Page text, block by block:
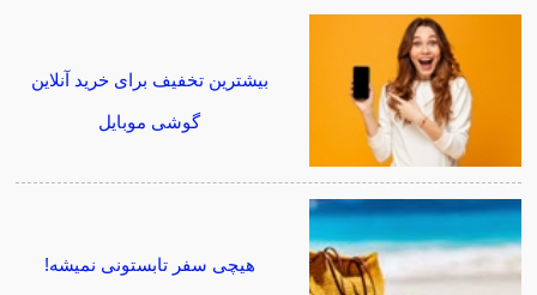
بیشترین تخفیف برای خرید آنلاین
گوشی موبایل
هیچی سفر تابستونی نمیشه!